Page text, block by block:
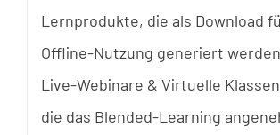
Lernprodukte, die als Download
Offline-Nutzung generiert
Live-Webinare & Virtuelle
die das Blended-Learning